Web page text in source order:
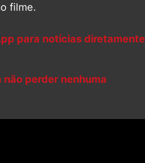
filme.
para notícias diretamente
perder nenhuma